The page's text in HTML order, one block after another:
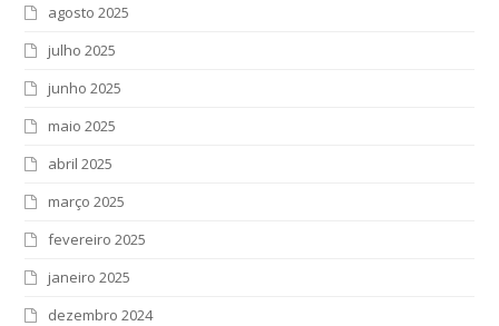
agosto 2025
julho 2025
junho 2025
maio 2025
abril 2025
março 2025
fevereiro 2025
janeiro 2025
dezembro 2024